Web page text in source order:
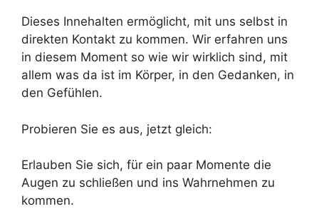
Dieses Innehalten ermöglicht, mit uns selbst in
direkten Kontakt zu kommen. Wir erfahren uns
in diesem Moment so wie wir wirklich sind, mit
allem was da ist im Körper, in den Gedanken, in
den Gefühlen.
Probieren Sie es aus, jetzt gleich:
Erlauben Sie sich, für ein paar Momente die
Augen zu schließen und ins Wahrnehmen zu
kommen.